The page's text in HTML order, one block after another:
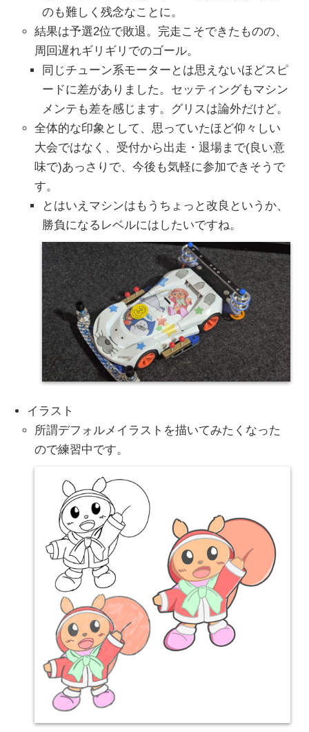
のも難しく残念なことに。
結果は予選2位で敗退。完走こそできたものの、
周回遅れギリギリでのゴール。
同じチューン系モーターとは思えないほどスピ
ードに差がありました。セッティングもマシン
メンテも差を感じます。グリスは論外だけど。
全体的な印象として、思っていたほど仰々しい
大会ではなく、受付から出走・退場まで(良い意
味で)あっさりで、今後も気軽に参加できそうで
す。
とはいえマシンはもうちょっと改良というか、
勝負になるレベルにはしたいですね。
イラスト
所謂デフォルメイラストを描いてみたくなった
ので練習中です。